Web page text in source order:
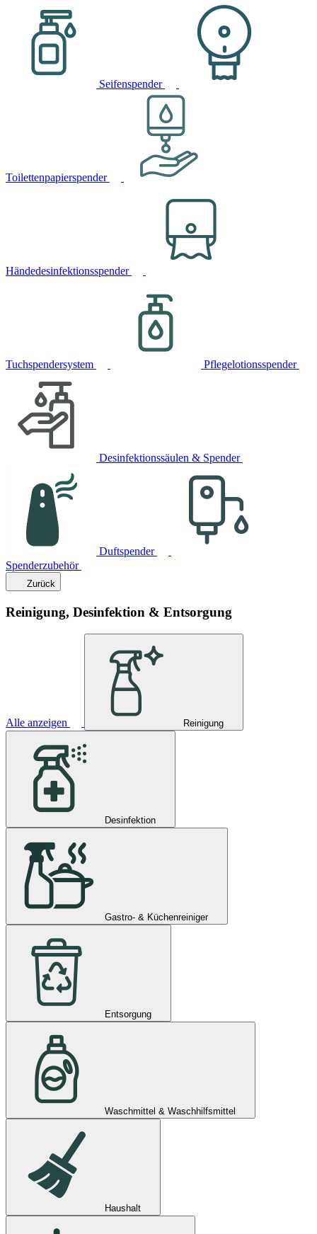
Seifenspender
Toilettenpapierspender
Händedesinfektionsspender
Tuchspendersystem Pflegelotionsspender
Desinfektionssäulen & Spender
Duftspender
Spenderzubehör
Zurück
Reinigung, Desinfektion & Entsorgung
Alle anzeigen Reinigung
Desinfektion
Gastro- & Küchenreiniger
Entsorgung
Waschmittel & Waschhilfsmittel
Haushalt